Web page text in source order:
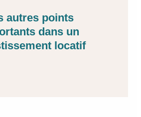
autres points
dans un
locatif